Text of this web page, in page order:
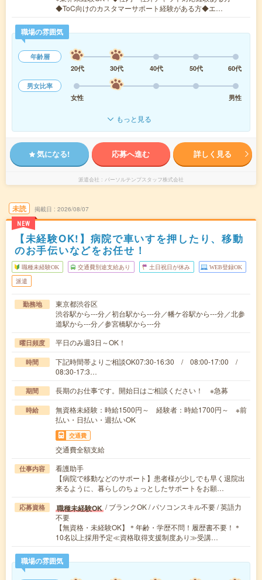
◆ToC向けのカスタマーサポート経験がある方◆エ…
職場の雰囲気
年齢層
20代
30代 40代 50代
60代
男女比率
女性
男性
もっと見る
気になる! 応募へ進む 詳しく見る
派遣会社 パーソルテンプスタッフ株式会社
未読
NEW
掲載日 2026/08/07
【未経験OK!】病院で車いすを押したり、移動
のお手伝いなどをお任せ！
職種未経験OK 交通費別途支給あり 土日祝日が休み WEB登録OK
派遣
勤務地
東京都渋谷区
渋谷駅から---分／初台駅から---分／幡ケ谷駅から---分／北参
道駅から---分／参宮橋駅から---分
曜日頻度 平日のみ週3日～OK！
時間
下記時間帯よりご相談OK07:30-16:30 / 08:00-17:00 /
08:30-17:3…
期間 長期のお仕事です。開始日はご相談ください！ ※急募
時給
無資格未経験：時給1500円～ 経験者：時給1700円～ ※前
払い・日払い・週払いOK
交通費
交通費全額支給
仕事内容
看護助手
【病院で移動などのサポート】患者様が少しでも早く退院出
来るように、暮らしのちょっとしたサポートをお願…
応募資格 職種未経験OK / ブランクOK / パソコンスキル不要 / 英語力
不要
【無資格・未経験OK】＊年齢・学歴不問！履歴書不要！＊
10名以上採用予定≪資格取得支援制度あり≫受講…
職場の雰囲気